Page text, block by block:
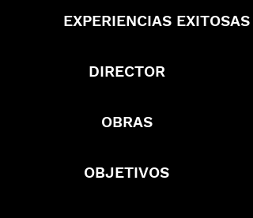
EXPERIENCIAS EXITOSAS
DIRECTOR
OBRAS
OBJETIVOS